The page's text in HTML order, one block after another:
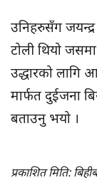
उनिहरुसँग
टोली थियो
उद्धारको
मार्फत दुईजना
बताउनु भयो ।
प्रकाशित मिति: